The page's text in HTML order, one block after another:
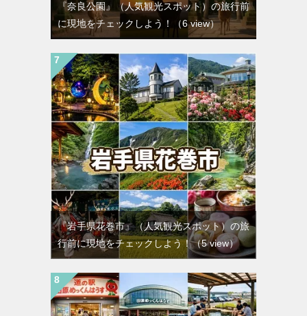
『奈良公園』（人気観光スポット）の旅行前
に現地をチェックしよう！
（6 view）
『岩手県花巻市』（人気観光スポット）の旅
行前に現地をチェックしよう！（5 view）